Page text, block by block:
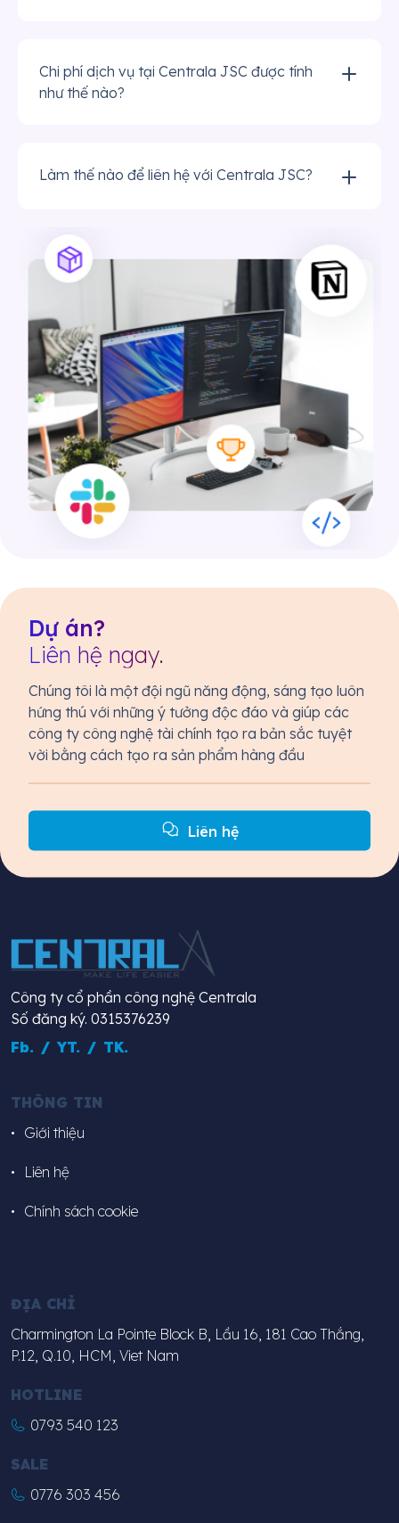
Chi phí dịch vụ tại Centrala JSC được tính
như thế nào?
Làm thế nào để liên hệ với Centrala JSC?
Dự án?
Liên hệ ngay.
Liên hệ
Chúng tôi là một đội ngũ năng động, sáng tạo luôn
hứng thú với những ý tưởng độc đáo và giúp các
công ty công nghệ tài chính tạo ra bản sắc tuyệt
vời bằng cách tạo ra sản phẩm hàng đầu
Công ty cổ phần công nghệ Centrala
Số đăng ký. 0315376239
Fb. / YT. / TK.
THÔNG TIN
Giới thiệu
Liên hệ
Chính sách cookie
ĐỊA CHỈ
Charmington La Pointe Block B, Lầu 16, 181 Cao Thắng,
P.12, Q.10, HCM, Viet Nam
HOTLINE
0793 540 123
SALE
0776 303 456